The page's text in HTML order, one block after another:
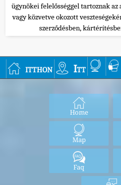
ügynökei felelősséggel tartoznak
vagy közvetve okozott
szerződésben,
itthon Itt
Home
Map
Faq